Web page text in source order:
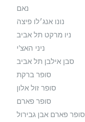
נאם
נונו אנג׳לו פיצה
ניו מרקט תל אביב
ניני האצ'י
סבן אילבן תל אביב
סופר ברקת
סופר זול אלון
סופר פארם
סופר פארם אבן גבירול